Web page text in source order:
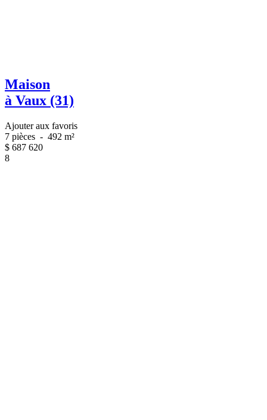
Maison
à Vaux (31)
Ajouter aux favoris
7 pièces - 492 m²
$ 687 620
8